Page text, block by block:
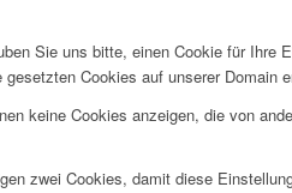
Sie uns bitte, einen Cookie für Ihre
Cookies auf unserer Domain
keine Cookies anzeigen, die von
zwei Cookies, damit diese